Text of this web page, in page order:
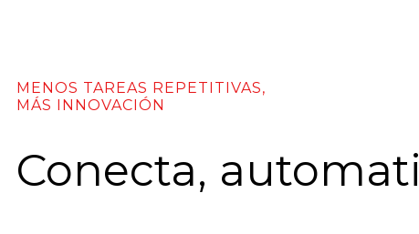
MENOS TAREAS REPETITIVAS,
MÁS INNOVACIÓN
Conecta,